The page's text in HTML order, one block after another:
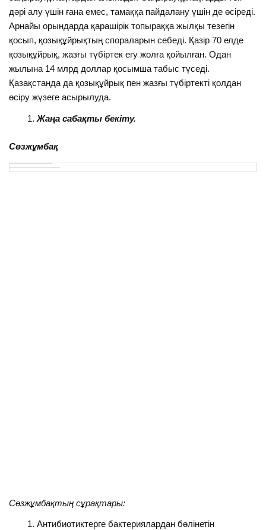
дәрі алу үшін ғана емес, тамаққа пайдалану үшін де өсіреді.
Арнайы орындарда қарашірік топыраққа жылқы тезегін
қосып, қозықұйрықтың спораларын себеді. Қазір 70 елде
қозықұйрық, жазғы түбіртек егу жолға қойылған. Одан
жылына 14 млрд доллар қосымша табыс түседі.
Қазақстанда да қозықұйрық пен жазғы түбіртекті қолдан
өсіру жүзеге асырылуда.
Жаңа сабақты бекіту.
Сөзжұмбақ
Сөзжұмбақтың сұрақтары:
Антибиотиктерге бактериялардан бөлінетін